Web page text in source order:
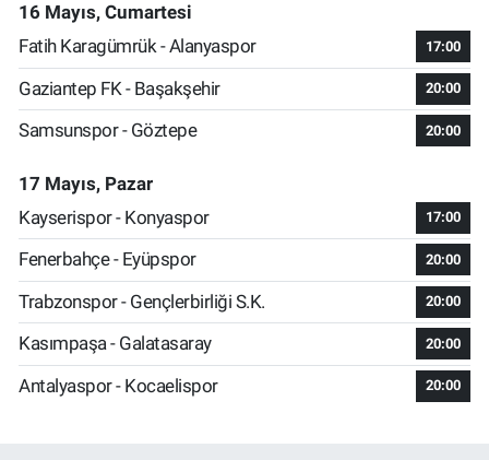
16 Mayıs, Cumartesi
Fatih Karagümrük - Alanyaspor
17:00
Gaziantep FK - Başakşehir 20:00
Samsunspor - Göztepe 20:00
17 Mayıs, Pazar
Kayserispor - Konyaspor
17:00
Fenerbahçe - Eyüpspor 20:00
Trabzonspor - Gençlerbirliği S.K. 20:00
Kasımpaşa - Galatasaray 20:00
Antalyaspor - Kocaelispor 20:00